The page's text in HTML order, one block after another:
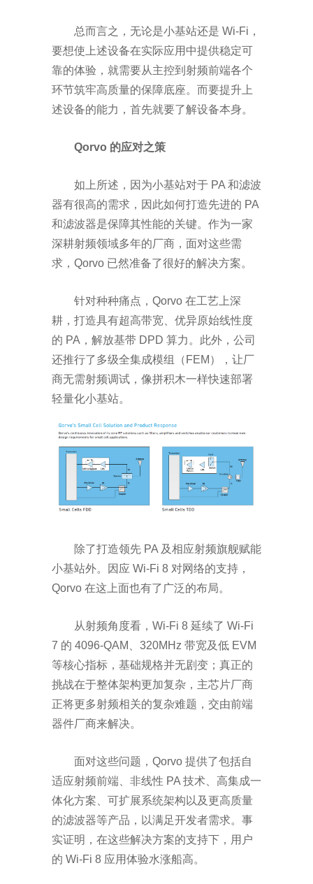
总而言之，无论是小基站还是 Wi-Fi ，
要想使上述设备在实际应用中提供稳定可
靠的体验，就需要从主控到射频前端各个
环节筑牢高质量的保障底座。而要提升上
述设备的能力，首先就要了解设备本身。
Qorvo 的应对之策
如上所述，因为小基站对于 PA 和滤波
器有很高的需求，因此如何打造先进的 PA
和滤波器是保障其性能的关键。作为一家
深耕射频领域多年的厂商，面对这些需
求， Qorvo 已然准备了很好的解决方案。
针对种种痛点 ， Qorvo 在工艺上深
耕，打造具有超高带宽
优异原始线性度
的 PA ， 解放基带 DPD 算力。此外， 公司
还推行了多级全集成模组（ FEM ），让厂
商无需射频调试，像拼积木一样快速部署
轻量化小基站。
除了打造领先 PA 及相应射频旗舰赋能
小基站外。因应 Wi-Fi 8 对网络的支持，
Qorvo 在这上面也有了广泛的布局。
从射频角度看， Wi-Fi 8 延续了 Wi-Fi
7 的 4096-QAM 、 320MHz 带宽及低 EVM
等核心指标，基础规格并无剧变；真正的
挑战在于整体架构更加复杂，主芯片厂商
正将更多射频相关的复杂难题，交由前端
器件厂商来解决。
面对这些问题， Qorvo 提供了包括自
适应射频前端、非线性 PA技术、高集成一
体化方案、可扩展系统架构以及更高质量
的滤波器等产品，以满足开发者需求。事
实证明，在这些解决方案的支持下，用户
的 Wi-Fi 8 应用体验水涨船高。